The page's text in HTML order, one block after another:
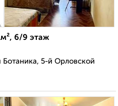
6/9 этаж
5-й Орловской